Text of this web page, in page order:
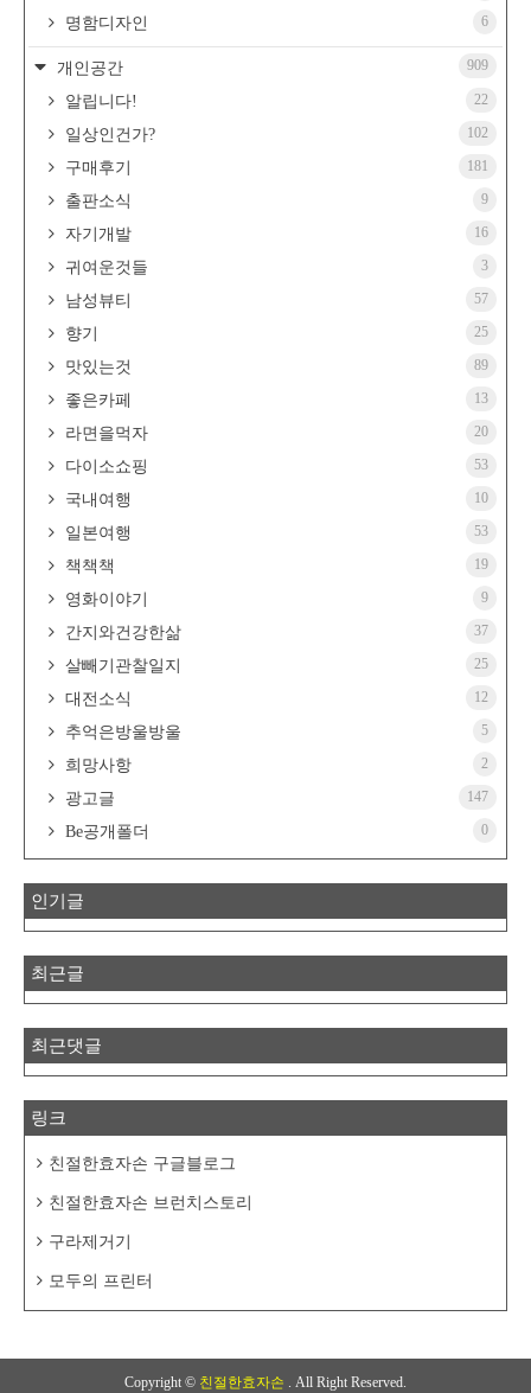
명함디자인 6
개인공간 909
알립니다! 22
일상인건가? 102
구매후기 181
출판소식 9
자기개발 16
귀여운것들 3
남성뷰티 57
향기 25
맛있는것 89
좋은카페 13
라면을먹자 20
다이소쇼핑 53
국내여행 10
일본여행 53
책책책 19
영화이야기 9
간지와건강한삶 37
살빼기관찰일지 25
대전소식 12
추억은방울방울 5
희망사항 2
광고글 147
Be공개폴더 0
인기글
최근글
최근댓글
링크
친절한효자손 구글블로그
친절한효자손 브런치스토리
구라제거기
모두의 프린터
Copyright © 친절한효자손 . All Right Reserved.